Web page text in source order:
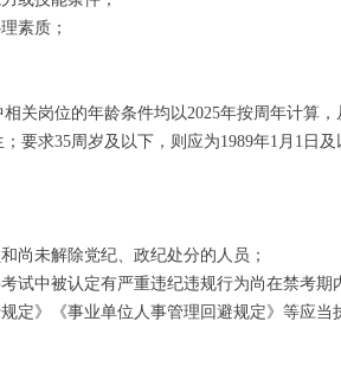
素质；
岗位的年龄条件均以2025年按周年计算，
要求35周岁及以下，则应为1989年1月1日及
未解除党纪、政纪处分的人员；
中被认定有严重违纪违规行为尚在禁考期
》《事业单位人事管理回避规定》等应当